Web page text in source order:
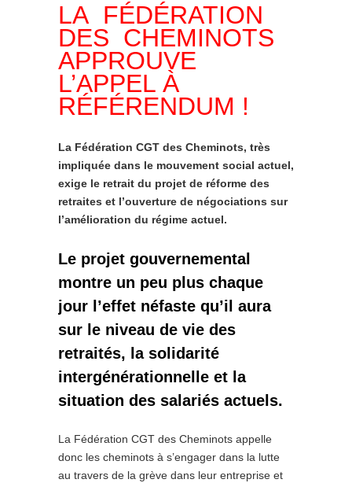
LA FÉDÉRATION
DES CHEMINOTS
APPROUVE
L’APPEL À
RÉFÉRENDUM !
La Fédération CGT des Cheminots, très
impliquée dans le mouvement social actuel,
exige le retrait du projet de réforme des
retraites et l’ouverture de négociations sur
l’amélioration du régime actuel.
Le projet gouvernemental
montre un peu plus chaque
jour l’effet néfaste qu’il aura
sur le niveau de vie des
retraités, la solidarité
intergénérationnelle et la
situation des salariés actuels.
La Fédération CGT des Cheminots appelle
donc les cheminots à s’engager dans la lutte
au travers de la grève dans leur entreprise et